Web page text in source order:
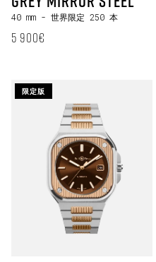
40 mm - 世界限定 250 本
定価
5 900€
限定版